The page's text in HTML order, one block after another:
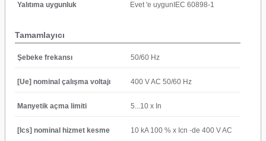
Yalıtıma uygunluk Evet 'e uygunIEC 60898-1
Tamamlayıcı
Şebeke frekansı 50/60 Hz
[Ue] nominal çalışma voltajı 400 V AC 50/60 Hz
Manyetik açma limiti 5...10 x In
[Ics] nominal hizmet kesme
10 kA 100 % x Icn -de 400 V AC